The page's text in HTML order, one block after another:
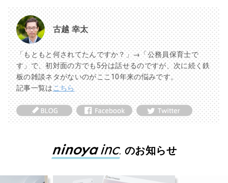
古越 幸太
「もともと何されてたんですか？」→「公務員保育士で
す」で、初対面の方でも5分は話せるのですが、次に続く鉄
板の雑談ネタがないのがここ10年来の悩みです。
記事一覧はこちら
のお知らせ